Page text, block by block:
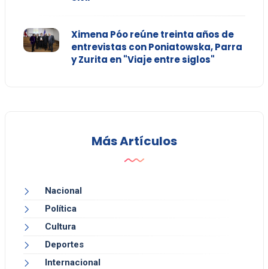
Ximena Póo reúne treinta años de
entrevistas con Poniatowska, Parra
y Zurita en "Viaje entre siglos"
Más Artículos
Nacional
Política
Cultura
Deportes
Internacional